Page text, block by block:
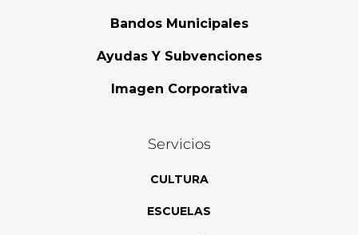
Bandos Municipales
Ayudas Y Subvenciones
Imagen Corporativa
Servicios
CULTURA
ESCUELAS